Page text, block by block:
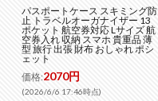
パスポートケース スキミング防
止 トラベルオーガナイザー 13
ポケット 航空券対応 Lサイズ 航
空券入れ 収納 スマホ 貴重品 薄
型 旅行 出張 財布 おしゃれ ポシ
ェット
価格:2070円
(2026/6/6 17:46時点)